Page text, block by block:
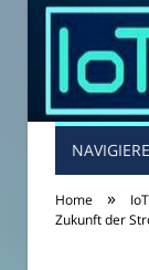
Home » IoT
Zukunft der